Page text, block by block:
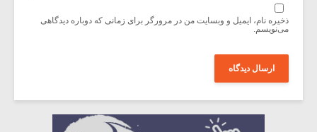
ذخیره نام، ایمیل و وبسایت من در مرورگر برای زمانی که دوباره دیدگاهی
می‌نویسم.